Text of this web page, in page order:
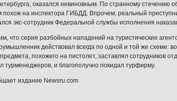
оказался невиновным. По странному стечению
похож на инспектора ГИБДД. Впрочем, реальный
экс-сотрудник Федеральной службы исполнения
что серия разбойных нападений на туристические
действовал всегда по одной и той же
предмета, похожего на пистолет, заставлял сотрудников
турменеджеров, и благополучно покидал турфирму.
издание Newsru.com